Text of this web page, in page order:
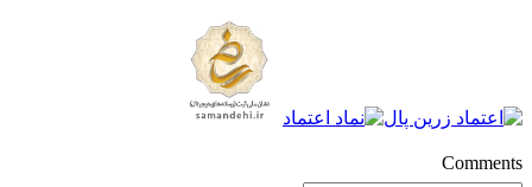
Comments